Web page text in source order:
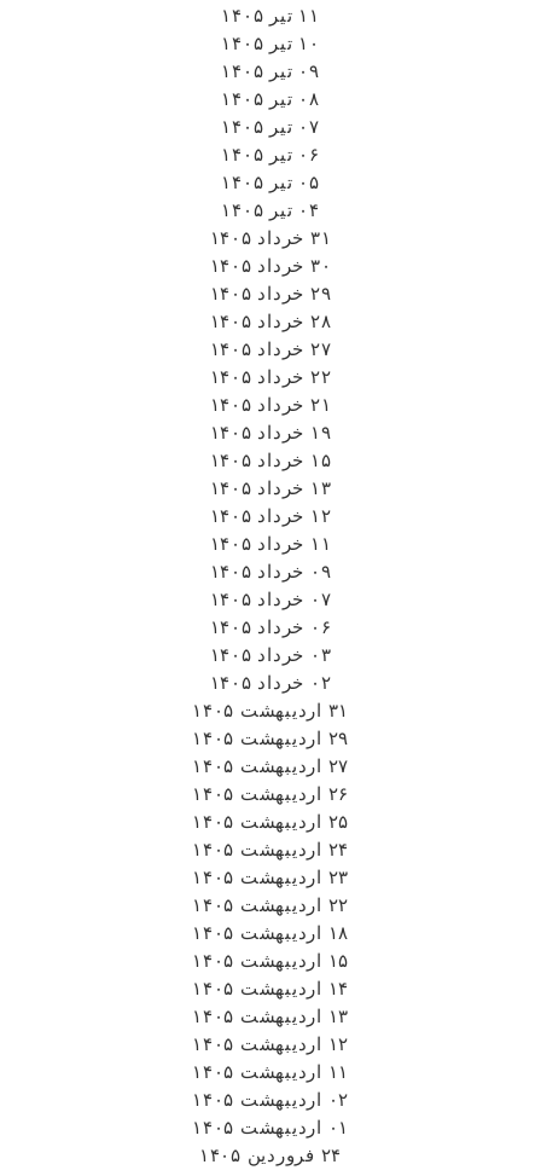
۱۱ تیر ۱۴۰۵
۱۰ تیر ۱۴۰۵
۰۹ تیر ۱۴۰۵
۰۸ تیر ۱۴۰۵
۰۷ تیر ۱۴۰۵
۰۶ تیر ۱۴۰۵
۰۵ تیر ۱۴۰۵
۰۴ تیر ۱۴۰۵
۳۱ خرداد ۱۴۰۵
۳۰ خرداد ۱۴۰۵
۲۹ خرداد ۱۴۰۵
۲۸ خرداد ۱۴۰۵
۲۷ خرداد ۱۴۰۵
۲۲ خرداد ۱۴۰۵
۲۱ خرداد ۱۴۰۵
۱۹ خرداد ۱۴۰۵
۱۵ خرداد ۱۴۰۵
۱۳ خرداد ۱۴۰۵
۱۲ خرداد ۱۴۰۵
۱۱ خرداد ۱۴۰۵
۰۹ خرداد ۱۴۰۵
۰۷ خرداد ۱۴۰۵
۰۶ خرداد ۱۴۰۵
۰۳ خرداد ۱۴۰۵
۰۲ خرداد ۱۴۰۵
۳۱ اردیبهشت ۱۴۰۵
۲۹ اردیبهشت ۱۴۰۵
۲۷ اردیبهشت ۱۴۰۵
۲۶ اردیبهشت ۱۴۰۵
۲۵ اردیبهشت ۱۴۰۵
۲۴ اردیبهشت ۱۴۰۵
۲۳ اردیبهشت ۱۴۰۵
۲۲ اردیبهشت ۱۴۰۵
۱۸ اردیبهشت ۱۴۰۵
۱۵ اردیبهشت ۱۴۰۵
۱۴ اردیبهشت ۱۴۰۵
۱۳ اردیبهشت ۱۴۰۵
۱۲ اردیبهشت ۱۴۰۵
۱۱ اردیبهشت ۱۴۰۵
۰۲ اردیبهشت ۱۴۰۵
۰۱ اردیبهشت ۱۴۰۵
۲۴ فروردین ۱۴۰۵